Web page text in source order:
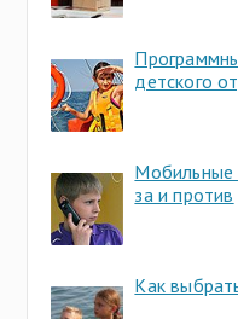
детского
Мобильные
за и против
Как